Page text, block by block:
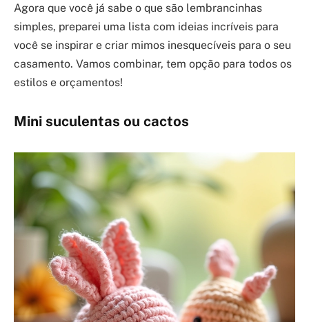
Agora que você já sabe o que são lembrancinhas
simples, preparei uma lista com ideias incríveis para
você se inspirar e criar mimos inesquecíveis para o seu
casamento. Vamos combinar, tem opção para todos os
estilos e orçamentos!
Mini suculentas ou cactos